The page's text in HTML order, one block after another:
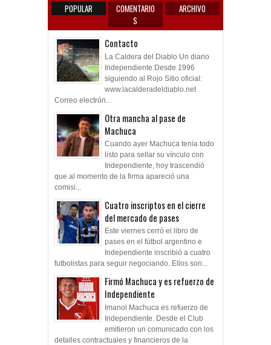
POPULAR
COMENTARIO
S
ARCHIVO
Contacto
La Caldera del Diablo Un diario
Independiente Desde 1996
siguiendo al Rojo Sitio oficial:
www.lacalderadeldiablo.net
Correo electrón...
Otra mancha al pase de
Machuca
Cuando ayer Machuca tenía todo
listo para sellar su vínculo con
Independiente, hoy trascendió
que al momento de la firma apareció una
comisi...
Cuatro inscriptos en el cierre
del mercado de pases
Este viernes cerró el libro de
pases en el fútbol argentino e
Independiente inscribió a cuatro
futbolistas para seguir negociando. Ellos son...
Firmó Machuca y es refuerzo de
Independiente
Imanol Machuca es refuerzo de
Independiente. Desde el Club
emitieron un comunicado con los
detalles contractuales y financieros de la